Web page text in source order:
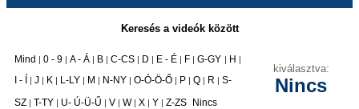
Keresés a videók között
Mind | 0 - 9 | A - Á | B | C-CS | D | E - É | F | G-GY | H |
I - Í | J | K | L-LY | M | N-NY | O-Ó-Ö-Ő | P | Q | R | S-
SZ | T-TY | U- Ú-Ü-Ű | V | W | X | Y | Z-ZS Nincs
kiválasztva:
Nincs